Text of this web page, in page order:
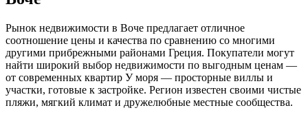
Рынок недвижимости в Воче предлагает отличное
соотношение цены и качества по сравнению со многими
другими прибрежными районами Греция. Покупатели могут
найти широкий выбор недвижимости по выгодным ценам —
от современных квартир У моря — просторные виллы и
участки, готовые к застройке. Регион известен своими чистые
пляжи, мягкий климат и дружелюбные местные сообщества.